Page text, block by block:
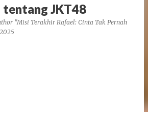
tentang JKT48
"Misi Terakhir Rafael: Cinta Tak Pernah